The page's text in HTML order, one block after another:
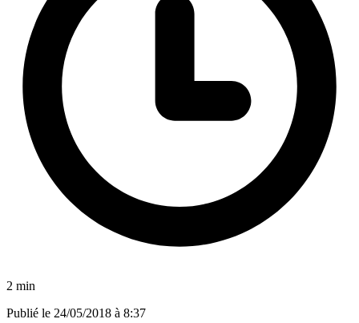
2 min
Publié le 24/05/2018 à 8:37